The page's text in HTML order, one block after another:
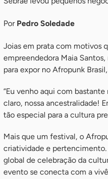
Por Pedro Soledade
Joias em prata com motivos
empreendedora Maia
para expor no Afropunk
“Eu venho aqui com
claro, nossa ancestralidade!
tão especial para a cultura
Mais que um festival, o
criatividade e
global de celebração da
evento se conecta com a